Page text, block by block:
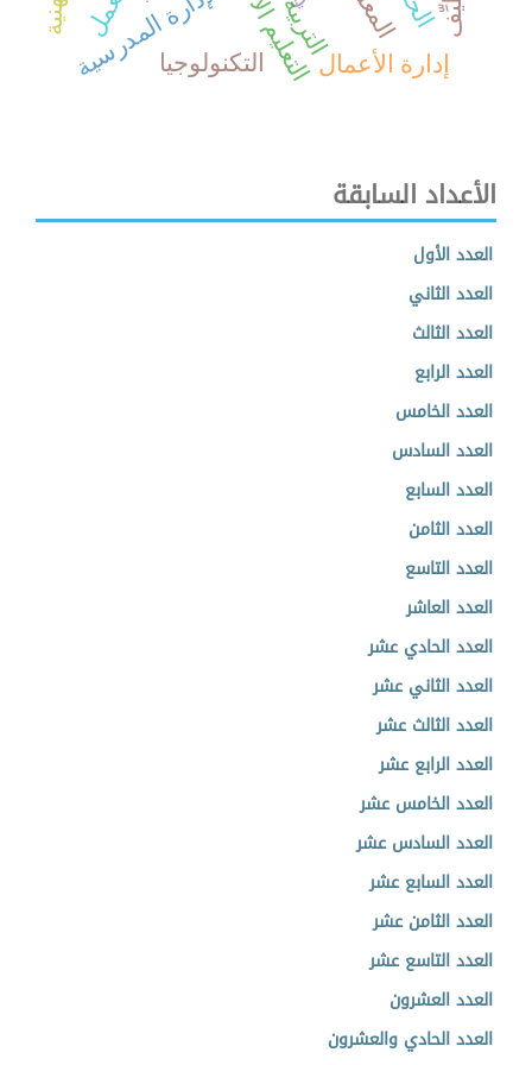
الإدارة المدرسية
التكنولوجيا إدارة الأعمال
الأعداد السابقة
العدد الأول
العدد الثاني
العدد الثالث
العدد الرابع
العدد الخامس
العدد السادس
العدد السابع
العدد الثامن
العدد التاسع
العدد العاشر
العدد الحادي عشر
العدد الثاني عشر
العدد الثالث عشر
العدد الرابع عشر
العدد الخامس عشر
العدد السادس عشر
العدد السابع عشر
العدد الثامن عشر
العدد التاسع عشر
العدد العشرون
العدد الحادي والعشرون